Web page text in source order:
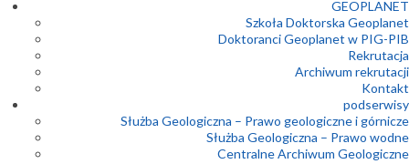
GEOPLANET
Szkoła Doktorska Geoplanet
Doktoranci Geoplanet w PIG-PIB
Rekrutacja
Archiwum rekrutacji
Kontakt
podserwisy
Służba Geologiczna – Prawo geologiczne i górnicze
Służba Geologiczna – Prawo wodne
Centralne Archiwum Geologiczne